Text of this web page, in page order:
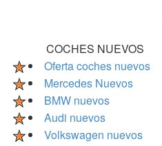
COCHES NUEVOS
Oferta coches nuevos
Mercedes Nuevos
BMW nuevos
Audi nuevos
Volkswagen nuevos